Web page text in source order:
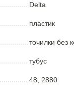
Delta
пластик
точилки без
тубус
48, 2880